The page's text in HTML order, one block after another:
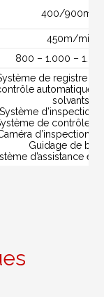
400/900mm
450m/min
800 – 1.000 –
de registre
automatique
solvants
Système d’inspection
de contrôle
d’inspection
Guidage de
d’assistance